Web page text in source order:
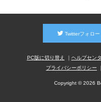
Twitterフォロー
PC版に切り替え ヘルプセン
プライバシーポリシー
Copyright © 2026